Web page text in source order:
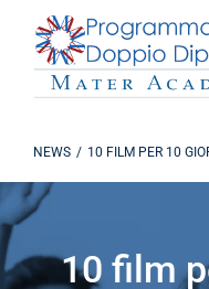
Salta
contenuto
Programma Doppio
Iscrizioni
NEWS 10 FILM PER 10
10 film